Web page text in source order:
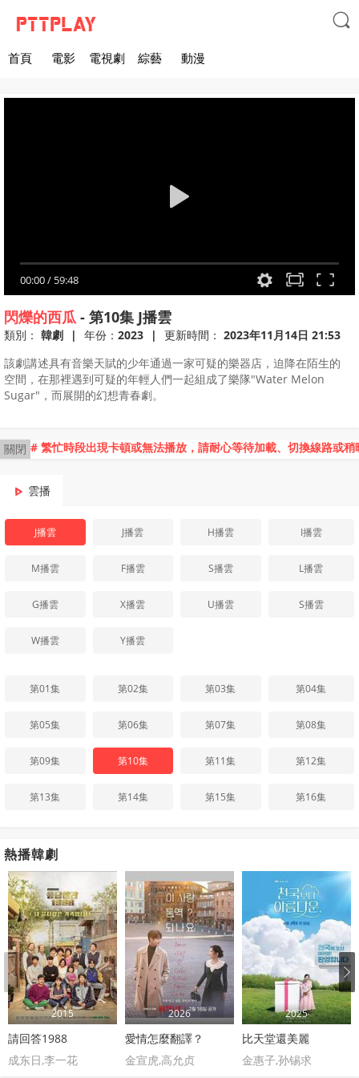

首頁 電影 電視劇 綜藝 動漫
00:00/ 59:48
閃爍的西瓜 - 第10集 J播雲
類別： 韓劇 | 年份： 2023 | 更新時間： 2023年11月14日 21:53
該劇講述具有音樂天賦的少年通過一家可疑的樂器店，迫降在陌生的
空間，在那裡遇到可疑的年輕人們一起組成了樂隊"Water Melon
Sugar"，而展開的幻想青春劇。
關閉 # 繁忙時段出現卡頓或無法播放，請耐心等待加載、切換線路或稍
雲播
J播雲 J播雲 H播雲 I播雲
M播雲 F播雲 S播雲 L播雲
G播雲 X播雲 U播雲 S播雲
W播雲 Y播雲
第01集 第02集 第03集 第04集
第05集 第06集 第07集 第08集
第09集 第10集 第11集 第12集
第13集 第14集 第15集 第16集
熱播韓劇
2015
請回答1988
成东日,李一花
2026
愛情怎麼翻譯？
金宣虎,高允贞
2025
比天堂還美麗
金惠子,孙锡求